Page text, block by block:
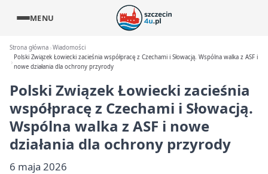
MENU
Strona główna Wiadomości
Polski Związek Łowiecki zacieśnia współpracę z Czechami i Słowacją. Wspólna walka z ASF i
nowe działania dla ochrony przyrody
Polski Związek Łowiecki zacieśnia
współpracę z Czechami i Słowacją.
Wspólna walka z ASF i nowe
działania dla ochrony przyrody
6 maja 2026